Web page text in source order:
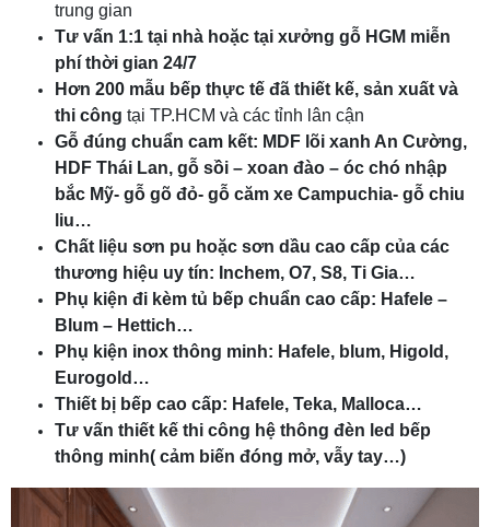
trung gian
Tư vấn 1:1 tại nhà hoặc tại xưởng gỗ HGM miễn
phí thời gian 24/7
Hơn 200 mẫu bếp thực tế đã thiết kế, sản xuất và
thi công tại TP.HCM và các tỉnh lân cận
Gỗ đúng chuẩn cam kết: MDF lõi xanh An Cường,
HDF Thái Lan, gỗ sồi – xoan đào – óc chó nhập
bắc Mỹ- gỗ gõ đỏ- gỗ căm xe Campuchia- gỗ chiu
liu…
Chất liệu sơn pu hoặc sơn dầu cao cấp của các
thương hiệu uy tín: Inchem, O7, S8, Ti Gia…
Phụ kiện đi kèm tủ bếp chuẩn cao cấp: Hafele –
Blum – Hettich…
Phụ kiện inox thông minh: Hafele, blum, Higold,
Eurogold…
Thiết bị bếp cao cấp: Hafele, Teka, Malloca…
Tư vấn thiết kế thi công hệ thông đèn led bếp
thông minh( cảm biến đóng mở, vẫy tay…)